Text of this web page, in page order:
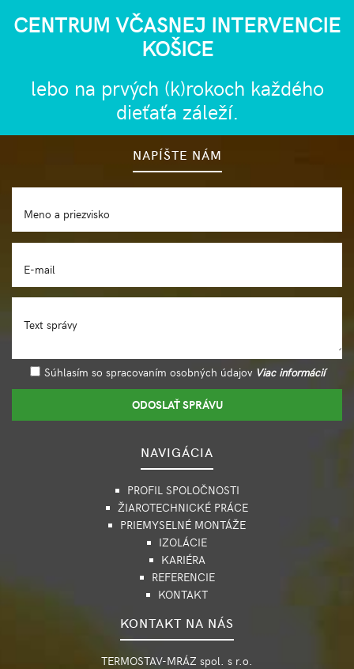
CENTRUM VČASNEJ INTERVENCIE
KOŠICE
lebo na prvých (k)rokoch každého
dieťaťa záleží.
NAPÍŠTE NÁM
Meno a priezvisko
E-mail
Text správy
Súhlasím so spracovaním osobných údajov Viac informácií
ODOSLAŤ SPRÁVU
NAVIGÁCIA
PROFIL SPOLOČNOSTI
ŽIAROTECHNICKÉ PRÁCE
PRIEMYSELNÉ MONTÁŽE
IZOLÁCIE
KARIÉRA
REFERENCIE
KONTAKT
KONTAKT NA NÁS
TERMOSTAV-MRÁZ spol. s r.o.